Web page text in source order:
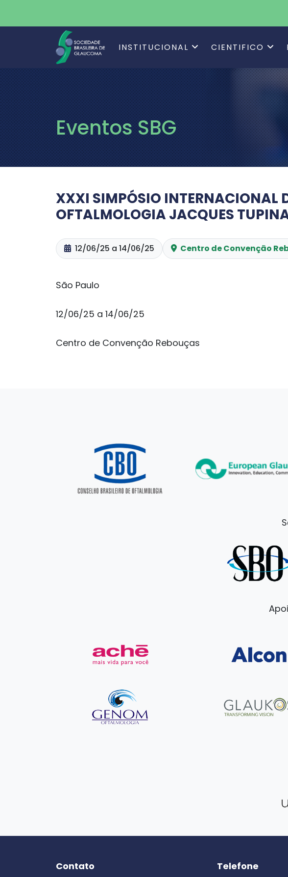
INSTITUCIONAL CIENTIFICO
Eventos SBG
XXXI SIMPÓSIO INTERNACIONAL
OFTALMOLOGIA JACQUES
12/06/25 a 14/06/25 Centro de Convenção
São Paulo
12/06/25 a 14/06/25
Centro de Convenção Rebouças
Contato Telefone